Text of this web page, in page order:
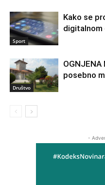
Sport
Kako se
digitalnom
Društvo
posebno
-